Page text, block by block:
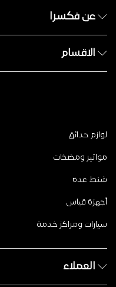
عن فكسرا
الاقسام
لوازم حدائق
مواتير ومضخات
شنط عدة
أجهزة قياس
سيارات ومراكز خدمة
العملاء